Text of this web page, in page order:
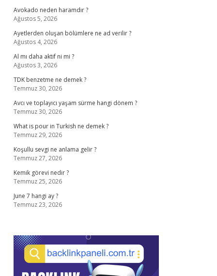
Avokado neden haramdır ?
Ağustos 5, 2026
Ayetlerden oluşan bölümlere ne ad verilir ?
Ağustos 4, 2026
Al mı daha aktif ni mi ?
Ağustos 3, 2026
TDK benzetme ne demek ?
Temmuz 30, 2026
Avcı ve toplayıcı yaşam sürme hangi dönem ?
Temmuz 30, 2026
What is pour in Turkish ne demek ?
Temmuz 29, 2026
Koşullu sevgi ne anlama gelir ?
Temmuz 27, 2026
Kemik görevi nedir ?
Temmuz 25, 2026
June 7 hangi ay ?
Temmuz 23, 2026